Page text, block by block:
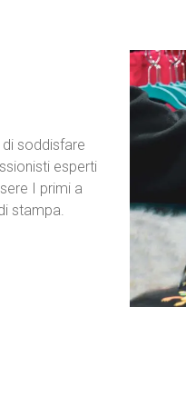
soddisfare
esperti
I primi a
stampa.